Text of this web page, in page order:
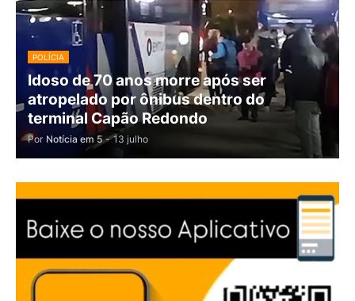
POLÍCIA
Idoso de 70 anos morre após ser
atropelado por ônibus dentro do
terminal Capão Redondo
Por Notícia em 5 - 13 julho